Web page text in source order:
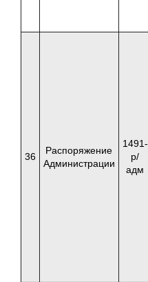
36
Распоряжение
Администрации
1491-
р/
адм